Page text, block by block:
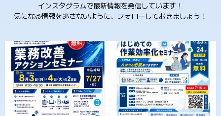
インスタグラムで最新情報を発信しています！
気になる情報を逃さないように、フォローしておきましょう！